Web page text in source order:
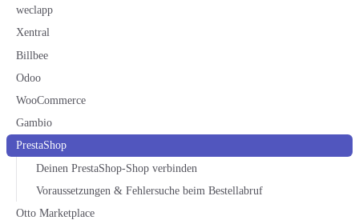
weclapp
Xentral
Billbee
Odoo
WooCommerce
Gambio
PrestaShop
Deinen PrestaShop-Shop verbinden
Voraussetzungen & Fehlersuche beim Bestellabruf
Otto Marketplace